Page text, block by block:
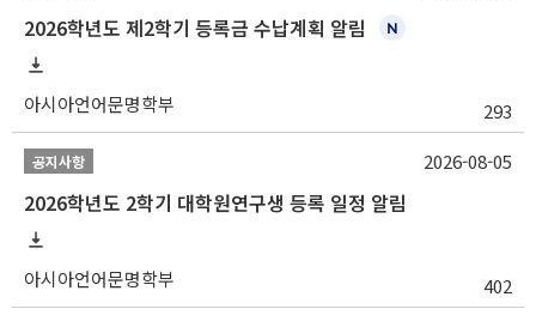
2026학년도 제2학기 등록금 수납계획 알림
아시아언어문명학부 293
공지사항
2026학년도 2학기 대학원연구생 등록 일정 알림
아시아언어문명학부 402
2026-08-05